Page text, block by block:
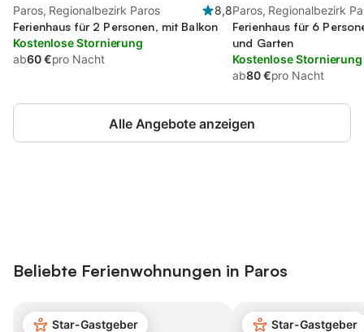
Paros, Regionalbezirk Paros
8,8
Ferienhaus für 2 Personen, mit Balkon
Kostenlose Stornierung
ab60 €pro Nacht
Paros, Regionalbezirk
Ferienhaus für 6
und Garten
Kostenlose Stornierung
ab80 €pro Nacht
Alle Angebote anzeigen
Beliebte Ferienwohnungen in Paros
Star-Gastgeber Star-Gastgeber